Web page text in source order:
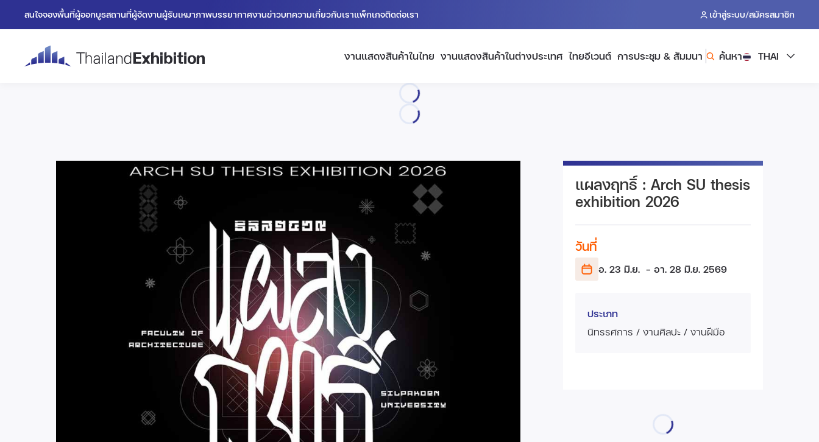
สนใจจองพื้นที่ผู้ออกบูธสถานที่ผู้จัดงานผู้รับเหมาภาพบรรยากาศงานข่าวบทความเกี่ยวกับเราแพ็กเกจติดต่อเรา เข้าสู่ระบบ/สมัครสมาชิก
งานแสดงสินค้าในไทย งานแสดงสินค้าในต่างประเทศ ไทยอีเวนต์ การประชุม & สัมมนา ค้นหา THAI
แผลงฤทธิ์ : Arch SU thesis
exhibition 2026
วันที่
อ. 23 มิ.ย. - อา. 28 มิ.ย. 2569
ประเภท
นิทรรศการ / งานศิลปะ / งานฝีมือ